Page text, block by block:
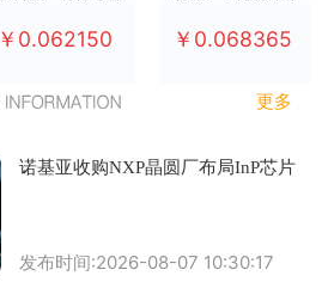
￥0.062150 ￥0.068365
更多
诺基亚收购NXP晶圆厂布局InP芯片
发布时间:2026-08-07 10:30:17